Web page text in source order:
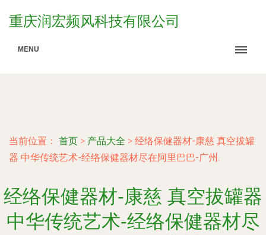
重庆润宏频风科技有限公司
MENU
当前位置： 首页 > 产品大全 > 经络保健器材-康慈 真空拔罐
器 中华传统艺术-经络保健器材尽在阿里巴巴-广州.
经络保健器材-康慈 真空拔罐器
中华传统艺术-经络保健器材尽